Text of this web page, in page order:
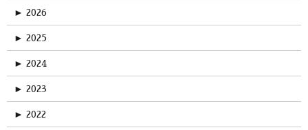
► 2026
► 2025
► 2024
► 2023
► 2022